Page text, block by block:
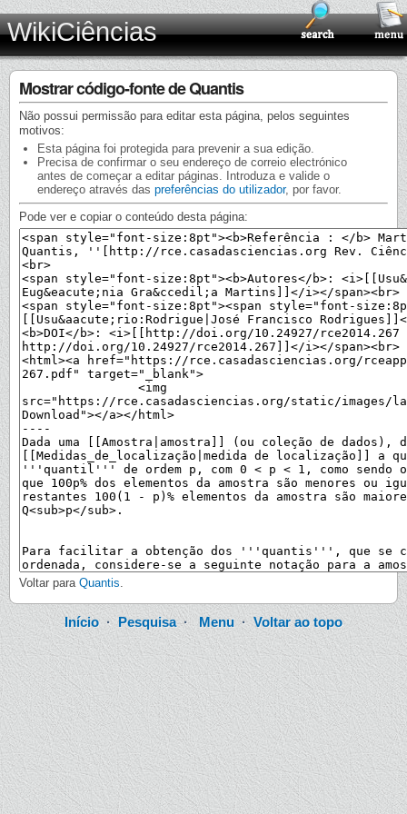
WikiCiências
Mostrar código-fonte de Quantis
Não possui permissão para editar esta página, pelos seguintes
motivos:
Esta página foi protegida para prevenir a sua edição.
Precisa de confirmar o seu endereço de correio electrónico
antes de começar a editar páginas. Introduza e valide o
endereço através das preferências do utilizador, por favor.
Pode ver e copiar o conteúdo desta página:
Voltar para Quantis.
Início·Pesquisa·Menu ·Voltar ao topo